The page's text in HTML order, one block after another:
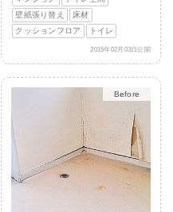
壁紙張り替え
床材
クッションフロア
トイレ
2015年02月03日公開
After